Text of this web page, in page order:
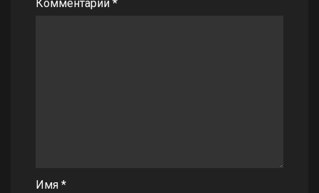
Комментарий *
Имя *